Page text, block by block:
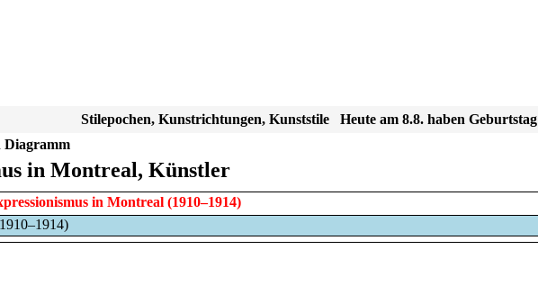
Heute am 8.8. haben Geburtstag
Stilepochen, Kunstrichtungen, Kunststile
Diagramm
in Montreal, Künstler
in Montreal (1910–1914)